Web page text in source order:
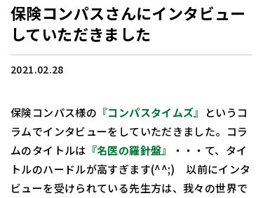
保険コンパスさんにインタビュー
していただきました
2021.02.28
保険コンパス様の 『コンパスタイムズ』
というコ
ラムでインタビューをしていただきました。コラ
ムのタイトルは 『名医の羅針盤』
・・・て、タイ
トルのハードルが高すぎます(^^;) 以前にインタ
ビューを受けられている先生方は、我々の世界で